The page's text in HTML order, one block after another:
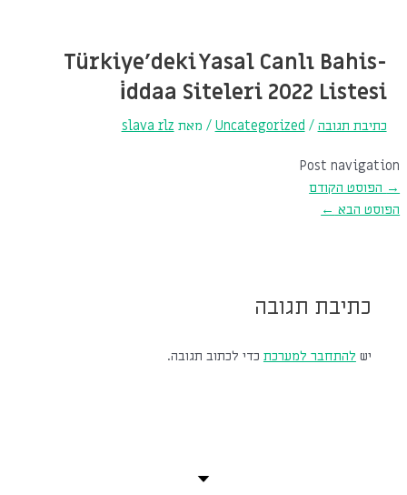
Türkiye'deki Yasal Canlı Bahis-
i̇ddaa Siteleri 2022 Listesi
כתיבת תגובה /
Uncategorized / מאת slava rlz
Post navigation
→ הפוסט הקודם
הפוסט הבא ←
כתיבת תגובה
יש להתחבר למערכת כדי לכתוב תגובה.